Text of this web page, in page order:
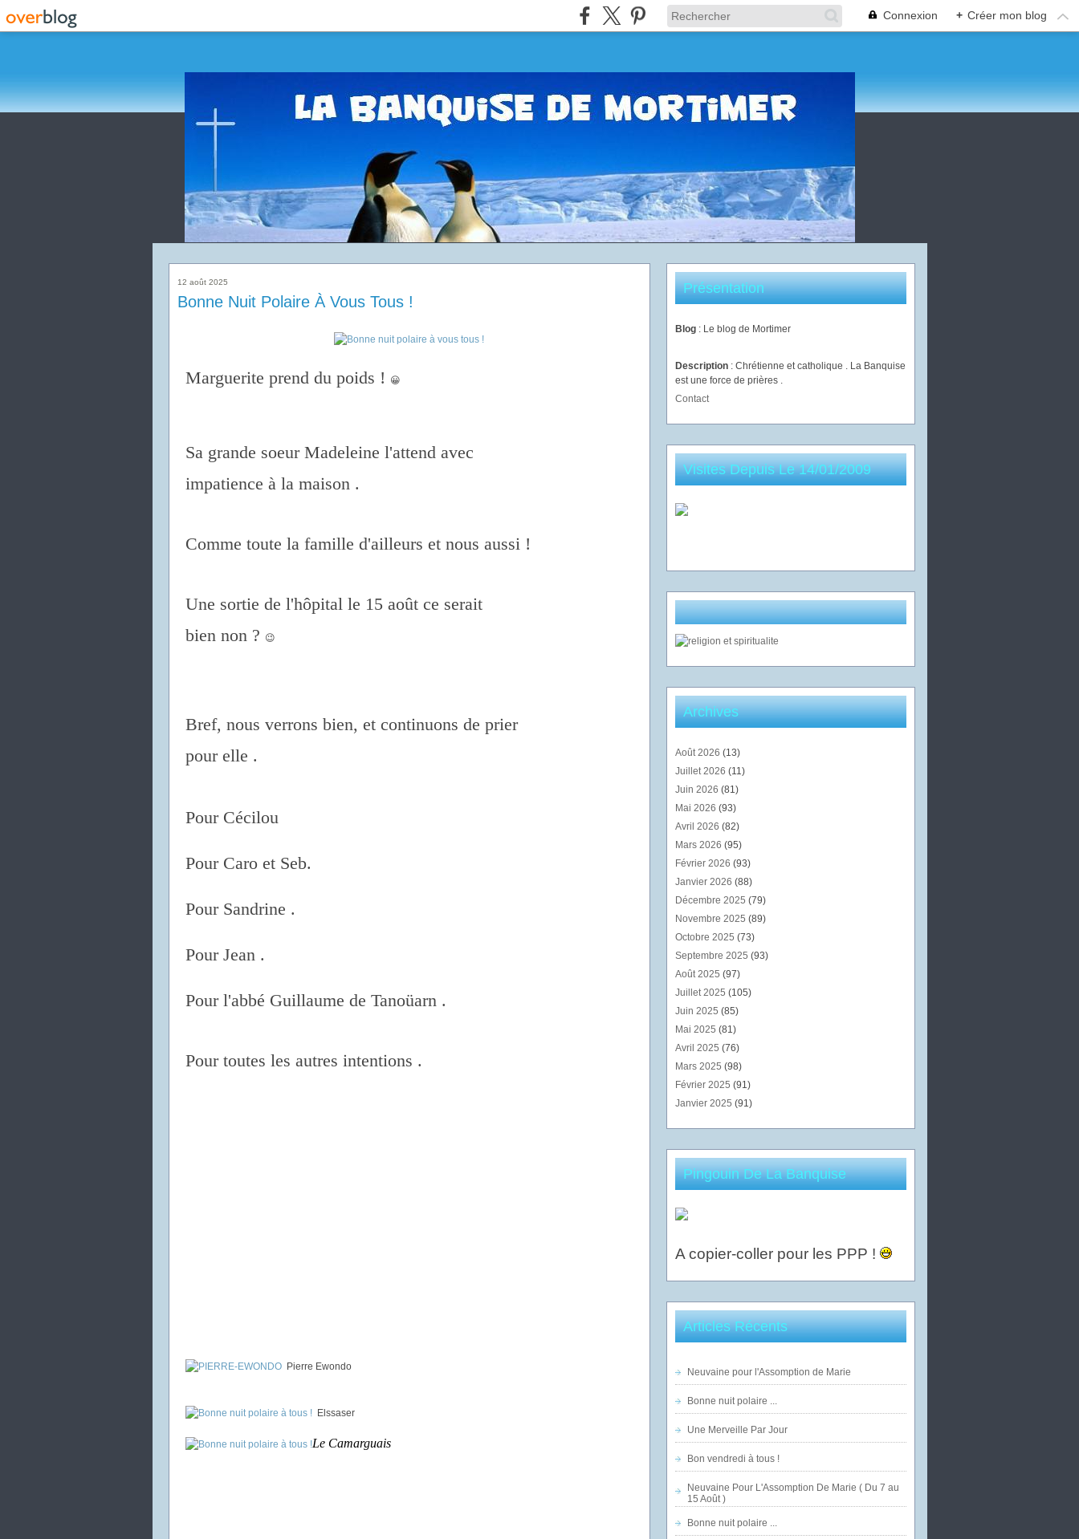
Connexion + Créer mon blog
12 août 2025
Bonne Nuit Polaire À Vous Tous !
Marguerite prend du poids ! 😀
Sa grande soeur Madeleine l'attend avec
impatience à la maison .
Comme toute la famille d'ailleurs et nous aussi !
Une sortie de l'hôpital le 15 août ce serait
bien non ? 😉
Bref, nous verrons bien, et continuons de prier
pour elle .
Pour Cécilou
Pour Caro et Seb.
Pour Sandrine .
Pour Jean .
Pour l'abbé Guillaume de Tanoüarn .
Pour toutes les autres intentions .
Pierre Ewondo
Elssaser
Le Camarguais
Présentation
Blog : Le blog de Mortimer
Description : Chrétienne et catholique . La Banquise
est une force de prières .
Contact
Visites Depuis Le 14/01/2009
Archives
Août 2026 (13)
Juillet 2026 (11)
Juin 2026 (81)
Mai 2026 (93)
Avril 2026 (82)
Mars 2026 (95)
Février 2026 (93)
Janvier 2026 (88)
Décembre 2025 (79)
Novembre 2025 (89)
Octobre 2025 (73)
Septembre 2025 (93)
Août 2025 (97)
Juillet 2025 (105)
Juin 2025 (85)
Mai 2025 (81)
Avril 2025 (76)
Mars 2025 (98)
Février 2025 (91)
Janvier 2025 (91)
Pingouin De La Banquise
A copier-coller pour les PPP !
Articles Récents
Neuvaine pour l'Assomption de Marie
Bonne nuit polaire ...
Une Merveille Par Jour
Bon vendredi à tous !
Neuvaine Pour L'Assomption De Marie ( Du 7 au
15 Août )
Bonne nuit polaire ...